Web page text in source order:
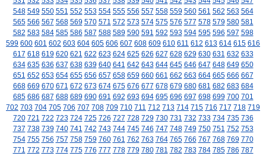
548 549 550 551 552 553 554 555 556 557 558 559 560 561 562 563 564
565 566 567 568 569 570 571 572 573 574 575 576 577 578 579 580 581
582 583 584 585 586 587 588 589 590 591 592 593 594 595 596 597 598
599 600 601 602 603 604 605 606 607 608 609 610 611 612 613 614 615 616
617 618 619 620 621 622 623 624 625 626 627 628 629 630 631 632 633
634 635 636 637 638 639 640 641 642 643 644 645 646 647 648 649 650
651 652 653 654 655 656 657 658 659 660 661 662 663 664 665 666 667
668 669 670 671 672 673 674 675 676 677 678 679 680 681 682 683 684
685 686 687 688 689 690 691 692 693 694 695 696 697 698 699 700 701
702 703 704 705 706 707 708 709 710 711 712 713 714 715 716 717 718 719
720 721 722 723 724 725 726 727 728 729 730 731 732 733 734 735 736
737 738 739 740 741 742 743 744 745 746 747 748 749 750 751 752 753
754 755 756 757 758 759 760 761 762 763 764 765 766 767 768 769 770
771 772 773 774 775 776 777 778 779 780 781 782 783 784 785 786 787